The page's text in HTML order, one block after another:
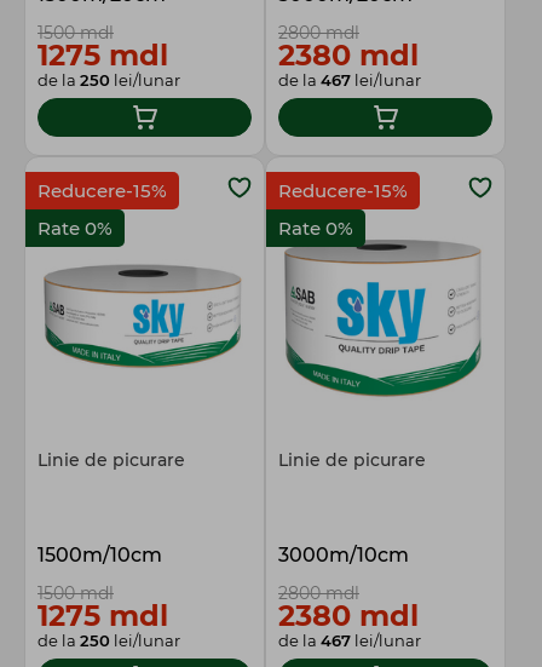
1500 mdl
1275 mdl
de la 250 lei/lunar
2800 mdl
2380 mdl
de la 467 lei/lunar
Reducere-15%
Rate 0%
Linie de picurare
1500m/10cm
1500 mdl
1275 mdl
de la 250 lei/lunar
Reducere-15%
Rate 0%
Linie de picurare
3000m/10cm
2800 mdl
2380 mdl
de la 467 lei/lunar